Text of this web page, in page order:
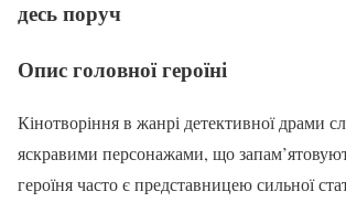
десь поруч
Опис головної героїні
Кінотворіння в жанрі детективної драми
яскравими персонажами, що
героїня часто є представницею сильної